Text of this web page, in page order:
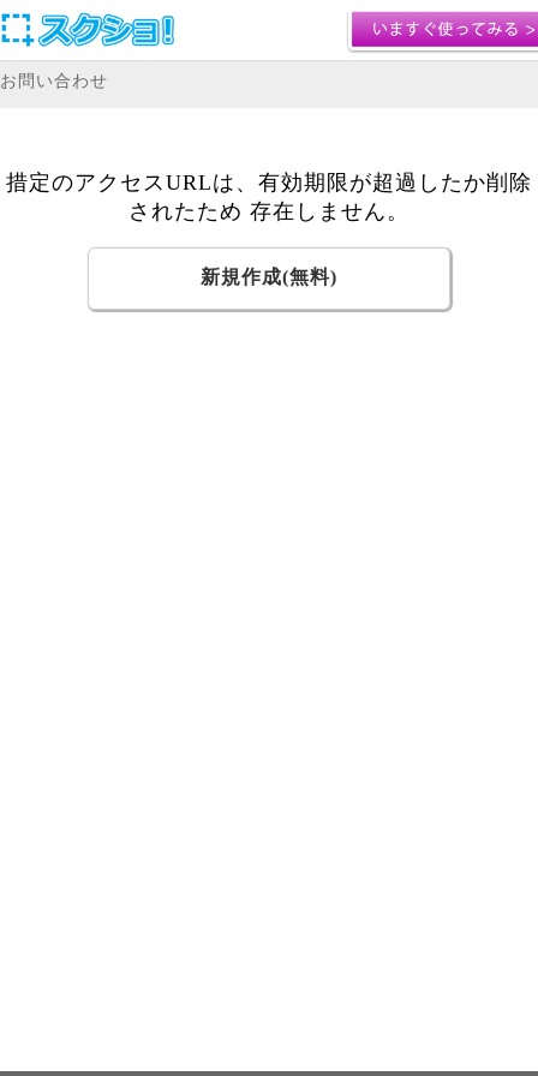
お問い合わせ
措定のアクセスURLは、有効期限が超過したか削除
されたため 存在しません。
新規作成(無料)